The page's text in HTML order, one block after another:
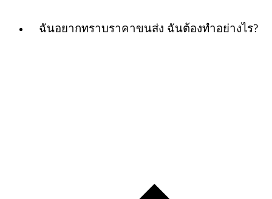
ฉันอยากทราบราคาขนส่ง ฉันต้องทำอย่างไร?